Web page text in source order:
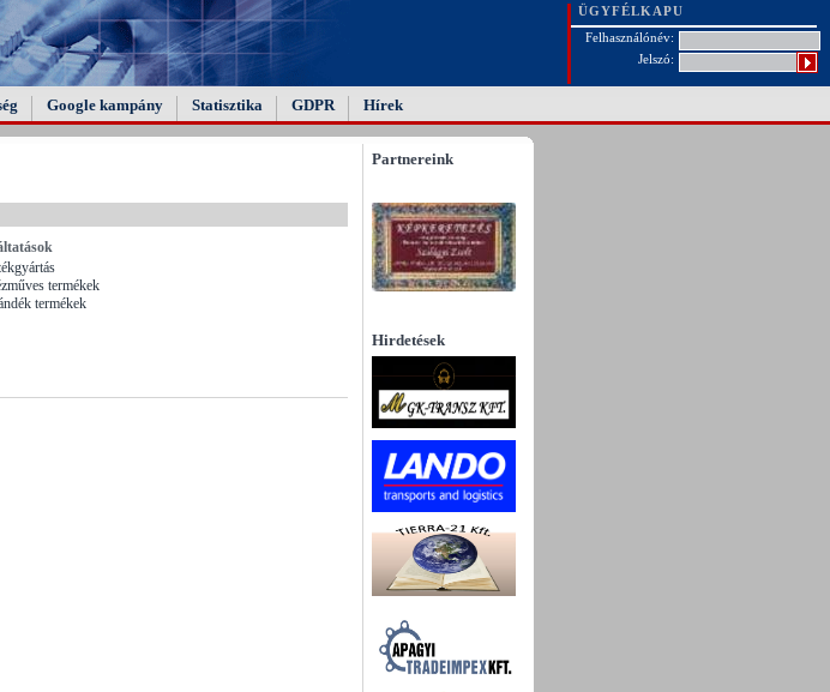
ÜGYFÉLKAPU
Felhasználónév:
Jelszó:
Google kampány Statisztika GDPR Hírek
termékek
termékek
Partnereink
Hirdetések